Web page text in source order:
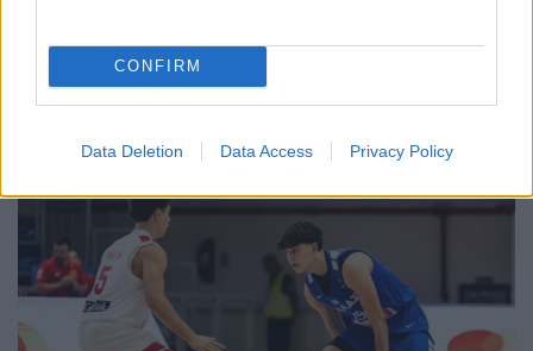
CONFIRM
Data Deletion Data Access Privacy Policy
Αθλητικά: